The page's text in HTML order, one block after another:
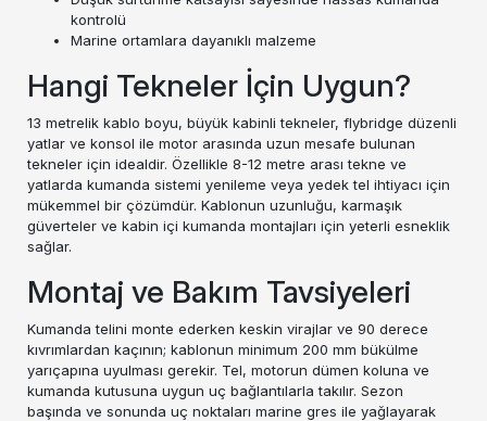
kontrolü
Marine ortamlara dayanıklı malzeme
Hangi Tekneler İçin Uygun?
13 metrelik kablo boyu, büyük kabinli tekneler, flybridge düzenli
yatlar ve konsol ile motor arasında uzun mesafe bulunan
tekneler için idealdir. Özellikle 8-12 metre arası tekne ve
yatlarda kumanda sistemi yenileme veya yedek tel ihtiyacı için
mükemmel bir çözümdür. Kablonun uzunluğu, karmaşık
güverteler ve kabin içi kumanda montajları için yeterli esneklik
sağlar.
Montaj ve Bakım Tavsiyeleri
Kumanda telini monte ederken keskin virajlar ve 90 derece
kıvrımlardan kaçının; kablonun minimum 200 mm bükülme
yarıçapına uyulması gerekir. Tel, motorun dümen koluna ve
kumanda kutusuna uygun uç bağlantılarla takılır. Sezon
başında ve sonunda uç noktaları marine gres ile yağlayarak